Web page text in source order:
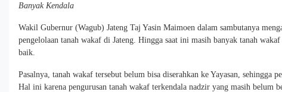
Banyak Kendala
Wakil Gubernur (Wagub) Jateng Taj Yasin Maimoen dalam sambutanya
pengelolaan tanah wakaf di Jateng. Hingga saat ini masih banyak tanah
baik.
Pasalnya, tanah wakaf tersebut belum bisa diserahkan ke Yayasan, sehingga
Hal ini karena pengurusan tanah wakaf terkendala nadzir yang masih belum